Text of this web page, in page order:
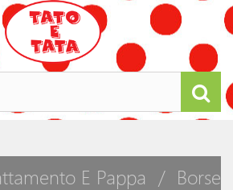
E Pappa
Borse